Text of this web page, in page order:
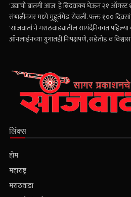
'उद्याची बातमी आज' हे ब्रिदवाक्य घेऊन २१ ऑगस्ट
संभाजीनगर मध्ये मुहूर्तमेढ रोवली. फक्त १००
'सांजवार्ता'ने मराठवाड्यातील सायंदैनिकात
ऑनलाईनच्या युगातही निःपक्षपणे, सडेतोड व
लिंक्स
होम
महाराष्ट्र
मराठवाडा